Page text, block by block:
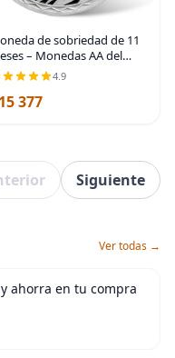
de sobriedad de 11
– Monedas AA del
de la vida de mariposa
recuperación – Fichas AA
once meses y medallones
4.9
377
Siguiente
Ver todas →
ahorra en tu compra